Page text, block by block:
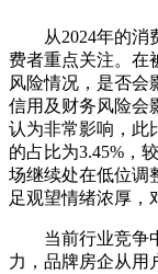
从2024年的消费
费者重点关注。在
风险情况，是否会
信用及财务风险会
认为非常影响，此
的占比为3.45%，
场继续处在低位调
足观望情绪浓厚，
当前行业竞争中
力，品牌房企从用